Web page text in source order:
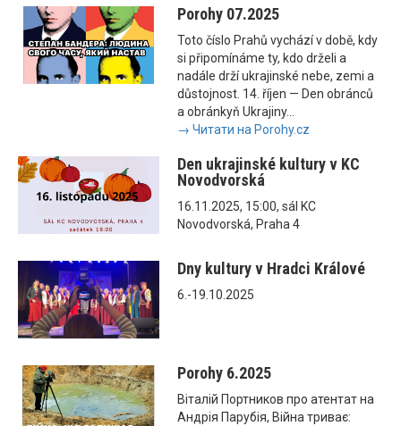
Porohy 07.2025
Toto číslo Prahů vychází v době, kdy
si připomínáme ty, kdo drželi a
nadále drží ukrajinské nebe, zemi a
důstojnost. 14. říjen — Den obránců
a obránkyň Ukrajiny...
→ Читати на Porohy.cz
Den ukrajinské kultury v KC
Novodvorská
16.11.2025, 15:00, sál KC
Novodvorská, Praha 4
Dny kultury v Hradci Králové
6.-19.10.2025
Porohy 6.2025
Віталій Портников про атентат на
Андрія Парубія, Війна триває: